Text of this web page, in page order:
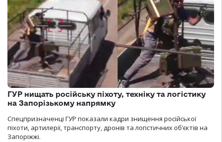
ГУР нищать російську піхоту, техніку та логістику
на Запорізькому напрямку
Спецпризначенці ГУР показали кадри знищення російської
піхоти, артилерії, транспорту, дронів та логістичних об’єктів на
Запоріжжі.